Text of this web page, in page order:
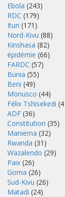
Ebola (243)
RDC (179)
Ituri (171)
Nord-Kivu (88)
Kinshasa (82)
épidémie (66)
FARDC (57)
Bunia (55)
Beni (49)
Monusco (44)
Félix Tshisekedi
ADF (36)
Constitution (35)
Maniema (32)
Rwanda (31)
Wazalendo (29)
Paix (26)
Goma (26)
Sud-Kivu (26)
Matadi (24)